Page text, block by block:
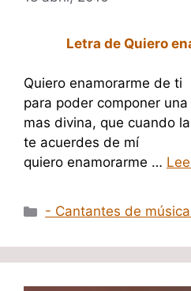
Letra de Quiero
Quiero enamorarme de ti
para poder componer una
mas divina, que cuando
te acuerdes de mí
quiero enamorarme …
Categorías
- Cantantes de